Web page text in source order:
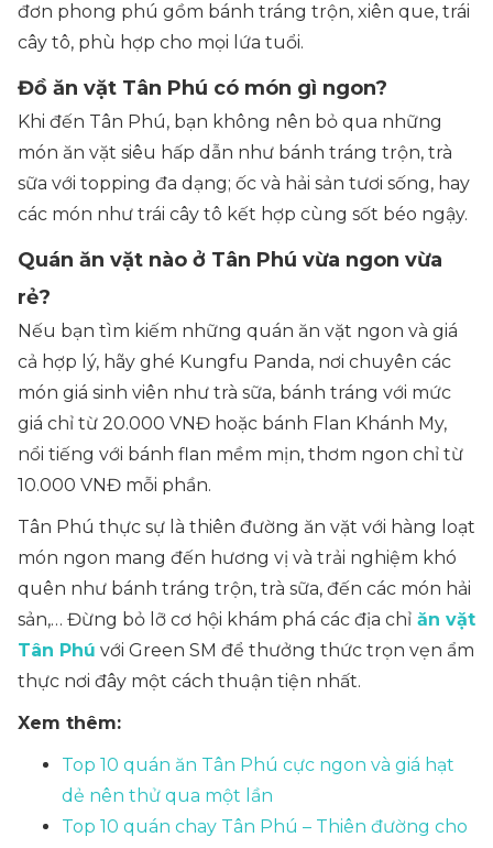
đơn phong phú gồm bánh tráng trộn, xiên que, trái
cây tô, phù hợp cho mọi lứa tuổi.
Đồ ăn vặt Tân Phú có món gì ngon?
Khi đến Tân Phú, bạn không nên bỏ qua những
món ăn vặt siêu hấp dẫn như bánh tráng trộn, trà
sữa với topping đa dạng; ốc và hải sản tươi sống, hay
các món như trái cây tô kết hợp cùng sốt béo ngậy.
Quán ăn vặt nào ở Tân Phú vừa ngon vừa
rẻ?
Nếu bạn tìm kiếm những quán ăn vặt ngon và giá
cả hợp lý, hãy ghé Kungfu Panda, nơi chuyên các
món giá sinh viên như trà sữa, bánh tráng với mức
giá chỉ từ 20.000 VNĐ hoặc bánh Flan Khánh My,
nổi tiếng với bánh flan mềm mịn, thơm ngon chỉ từ
10.000 VNĐ mỗi phần.
Tân Phú thực sự là thiên đường ăn vặt với hàng loạt
món ngon mang đến hương vị và trải nghiệm khó
quên như bánh tráng trộn, trà sữa, đến các món hải
sản,… Đừng bỏ lỡ cơ hội khám phá các địa chỉ ăn vặt
Tân Phú với Green SM để thưởng thức trọn vẹn ẩm
thực nơi đây một cách thuận tiện nhất.
Xem thêm:
Top 10 quán ăn Tân Phú cực ngon và giá hạt
dẻ nên thử qua một lần
Top 10 quán chay Tân Phú – Thiên đường cho